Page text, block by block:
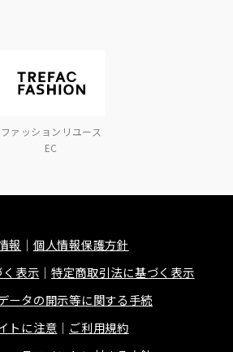
ファッションリユース
EC
報
個人情報保護方針
表示
特定商取引法に基づく表示
ータの開示等に関する手続
トに注意
ご利用規約